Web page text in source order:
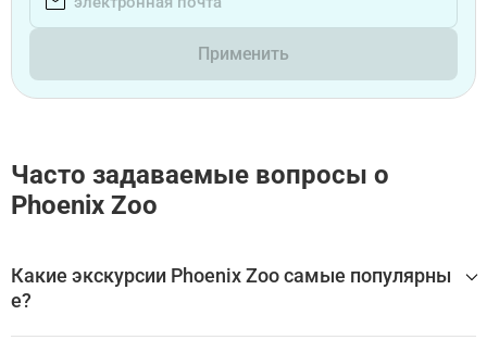
Применить
Часто задаваемые вопросы о
Phoenix Zoo
Какие экскурсии Phoenix Zoo самые популярны
е?